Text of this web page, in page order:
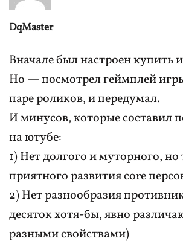
DqMaster
Вначале был настроен купить
Но — посмотрел геймплей
паре роликов, и передумал.
И минусов, которые составил
на ютубе:
1) Нет долгого и муторного, но
приятного развития core
2) Нет разнообразия
десяток хотя-бы, явно
разными свойствами)